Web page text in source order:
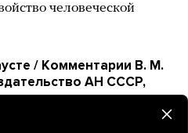
человеческой
/ Комментарии В. М.
АН СССР,
книгу о Фаусте (XVI